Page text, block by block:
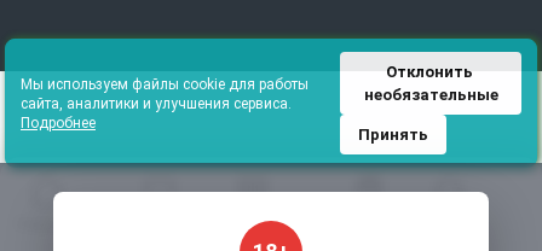
Каталог
Мы используем файлы cookie для работы
сайта, аналитики и улучшения сервиса.
Подробнее
Отклонить
необязательные
Принять